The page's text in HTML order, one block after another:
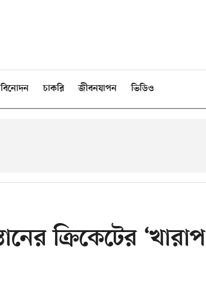
বিনোদন চাকরি জীবনযাপন ভিডিও
ক্রিকেটের ‘খারাপ